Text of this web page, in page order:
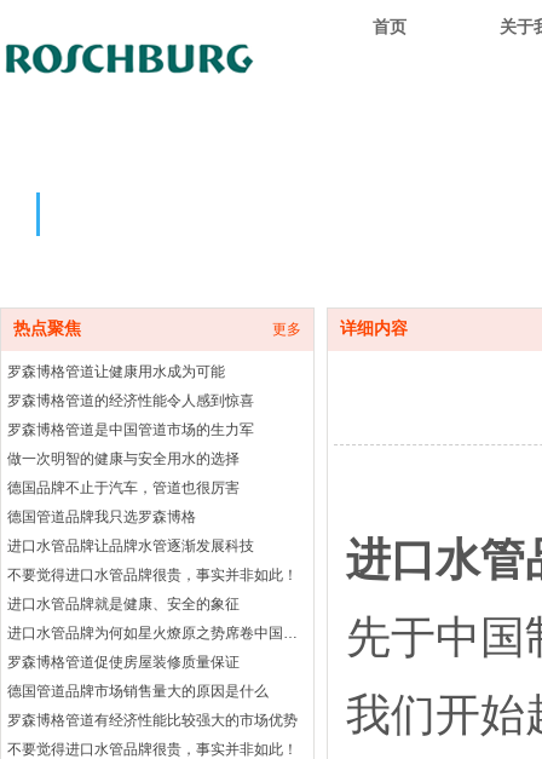
首页 关于
热点聚焦 更多
罗森博格管道让健康用水成为可能
罗森博格管道的经济性能令人感到惊喜
罗森博格管道是中国管道市场的生力军
做一次明智的健康与安全用水的选择
德国品牌不止于汽车，管道也很厉害
德国管道品牌我只选罗森博格
进口水管品牌让品牌水管逐渐发展科技
不要觉得进口水管品牌很贵，事实并非如此！
进口水管品牌就是健康、安全的象征
进口水管品牌为何如星火燎原之势席卷中国市场？
罗森博格管道促使房屋装修质量保证
德国管道品牌市场销售量大的原因是什么
罗森博格管道有经济性能比较强大的市场优势
不要觉得进口水管品牌很贵，事实并非如此！
详细内容
进口水管
先于中国
我们开始